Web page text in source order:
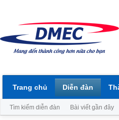
Trang chủ Diễn đàn
Tìm kiếm diễn đàn Bài viết gần đây